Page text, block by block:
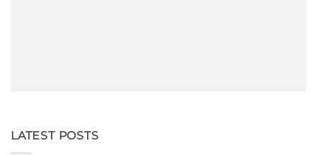
LATEST POSTS